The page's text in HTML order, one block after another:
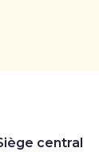
central